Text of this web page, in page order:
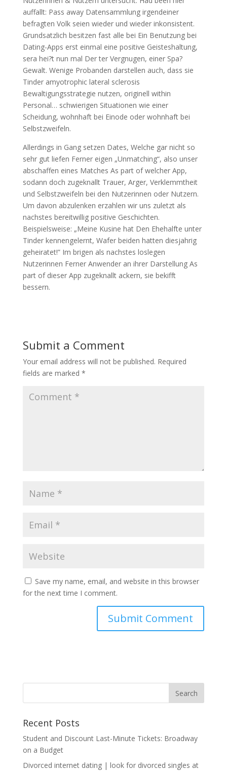
auffallt: Pass away Datensammlung irgendeiner
befragten Volk seien wieder und wieder inkonsistent.
Grundsatzlich besitzen fast alle bei Ein Benutzung bei
Dating-Apps erst einmal eine positive Geisteshaltung,
sera hei?t nun mal Der ter Vergnugen, einer Spa?
Gewalt. Wenige Probanden darstellen auch, dass sie
Tinder amyotrophic lateral sclerosis
Bewaltigungsstrategie nutzen, originell within
Personal… schwierigen Situationen wie einer
Scheidung, wohnhaft bei Einode oder wohnhaft bei
Selbstzweifeln.
Allerdings in Gang setzen Dates, Welche gar nicht so
sehr gut liefen Ferner eigen „Unmatching“, also unser
abschaffen eines Matches As part of welcher App,
sodann doch zugeknallt Trauer, Arger, Verklemmtheit
und Selbstzweifeln bei den Nutzerinnen oder Nutzern.
Um davon abzulenken erzahlen wir uns zuletzt als
nachstes bereitwillig positive Geschichten.
Beispielsweise: „Meine Kusine hat Den Ehehalfte unter
Tinder kennengelernt, Wafer beiden hatten diesjahrig
geheiratet!” Im brigen als nachstes loslegen
Nutzerinnen Ferner Anwender an ihrer Darstellung As
part of dieser App zugeknallt ackern, sie bekifft
bessern.
Submit a Comment
Your email address will not be published. Required
fields are marked *
Save my name, email, and website in this browser
for the next time I comment.
Recent Posts
Student and Discount Last-Minute Tickets: Broadway
on a Budget
Divorced internet dating | look for divorced singles at